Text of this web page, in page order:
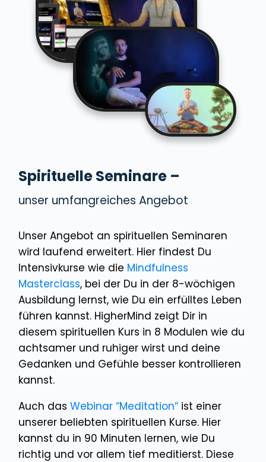
Spirituelle Seminare –
unser umfangreiches Angebot
Unser Angebot an spirituellen Seminaren
wird laufend erweitert. Hier findest Du
Intensivkurse wie die Mindfulness
Masterclass, bei der Du in der 8-wöchigen
Ausbildung lernst, wie Du ein erfülltes Leben
führen kannst. HigherMind zeigt Dir in
diesem spirituellen Kurs in 8 Modulen wie du
achtsamer und ruhiger wirst und deine
Gedanken und Gefühle besser kontrollieren
kannst.
Auch das Webinar “Meditation“ ist einer
unserer beliebten spirituellen Kurse. Hier
kannst du in 90 Minuten lernen, wie Du
richtig und vor allem tief meditierst. Diese